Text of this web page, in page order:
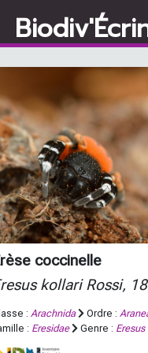
coccinelle
kollariRossi,
: Arachnida Ordre :
: Eresidae Genre : Eresus